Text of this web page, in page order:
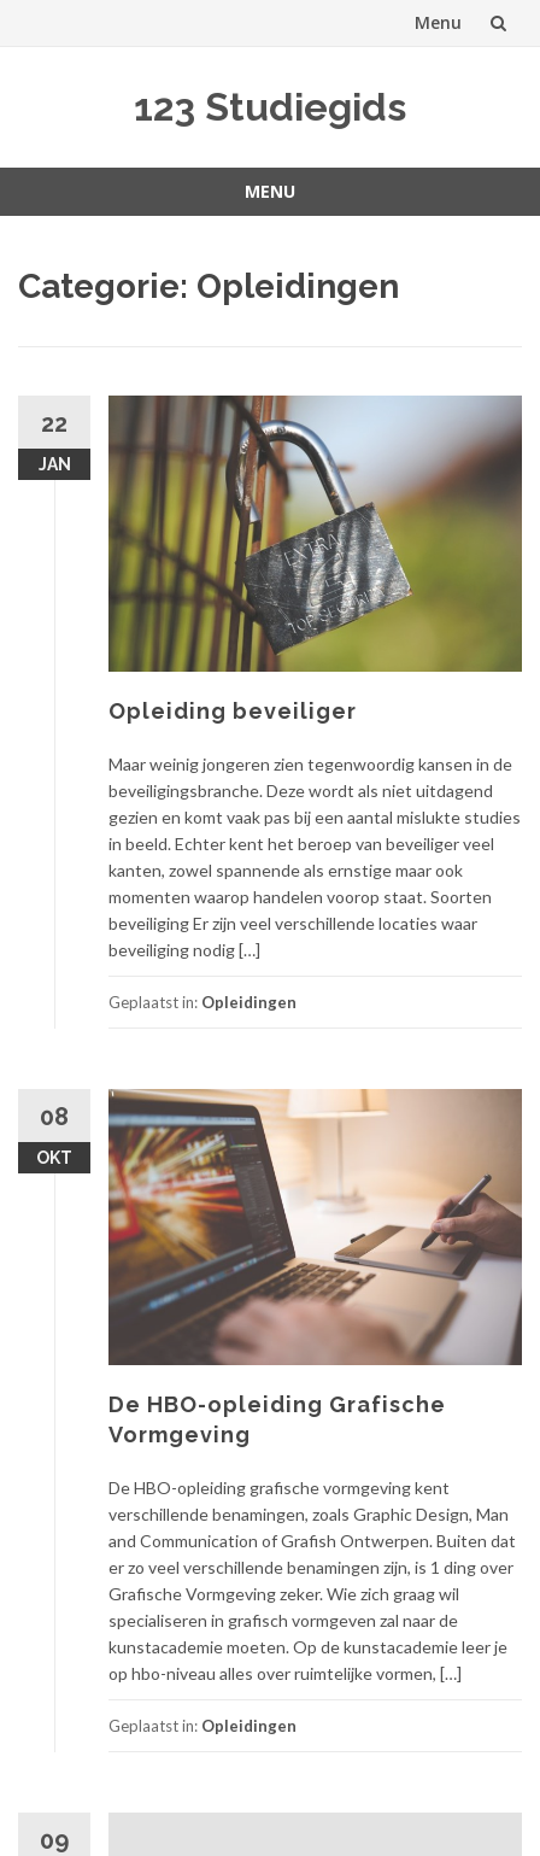
Menu
123 Studiegids
MENU
inhoud
Categorie: Opleidingen
22
JAN
Opleiding beveiliger
Maar weinig jongeren zien tegenwoordig kansen in de
beveiligingsbranche. Deze wordt als niet uitdagend
gezien en komt vaak pas bij een aantal mislukte studies
in beeld. Echter kent het beroep van beveiliger veel
kanten, zowel spannende als ernstige maar ook
momenten waarop handelen voorop staat. Soorten
beveiliging Er zijn veel verschillende locaties waar
beveiliging nodig […]
Geplaatst in: Opleidingen
08
OKT
De HBO-opleiding Grafische
Vormgeving
De HBO-opleiding grafische vormgeving kent
verschillende benamingen, zoals Graphic Design, Man
and Communication of Grafish Ontwerpen. Buiten dat
er zo veel verschillende benamingen zijn, is 1 ding over
Grafische Vormgeving zeker. Wie zich graag wil
specialiseren in grafisch vormgeven zal naar de
kunstacademie moeten. Op de kunstacademie leer je
op hbo-niveau alles over ruimtelijke vormen, […]
Geplaatst in: Opleidingen
09